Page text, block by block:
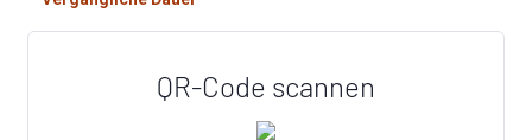
QR-Code scannen